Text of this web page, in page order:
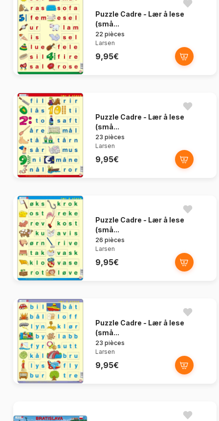
Puzzle Cadre - Lær å lese
(små...
22 pièces
Larsen
9,95€
Puzzle Cadre - Lær å lese
(små...
23 pièces
Larsen
9,95€
Puzzle Cadre - Lær å lese
(små...
26 pièces
Larsen
9,95€
Puzzle Cadre - Lær å lese
(små...
23 pièces
Larsen
9,95€